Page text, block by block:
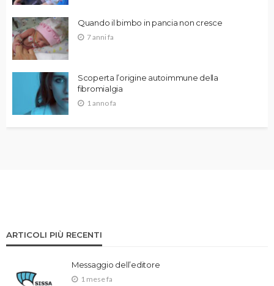
Quando il bimbo in pancia non cresce
7 anni fa
Scoperta l’origine autoimmune della
fibromialgia
1 anno fa
ARTICOLI PIÙ RECENTI
Messaggio dell’editore
1 mese fa